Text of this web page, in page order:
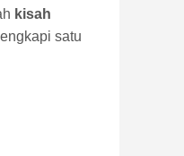
kisah
satu